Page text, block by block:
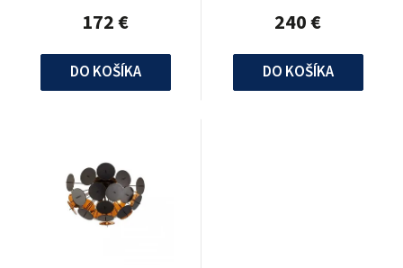
172 €
DO KOŠÍKA
240 €
DO KOŠÍKA